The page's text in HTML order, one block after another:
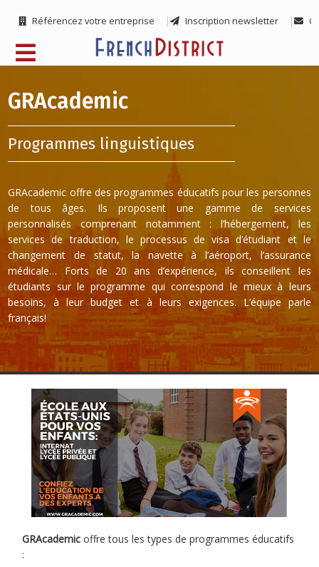
Référencez votre entreprise Inscription newsletter
GRAcademic
Programmes linguistiques
GRAcademic offre des programmes éducatifs pour les personnes
de tous âges. Ils proposent une gamme de services
personnalisés comprenant notamment : l’hébergement, les
services de traduction, le processus de visa d’étudiant et le
changement de statut, la navette à l’aéroport, l’assurance
médicale… Forts de 20 ans d’expérience, ils conseillent les
étudiants sur le programme qui correspond le mieux à leurs
besoins, à leur budget et à leurs exigences. L’équipe parle
français!
GRAcademic offre tous les types de programmes éducatifs
: